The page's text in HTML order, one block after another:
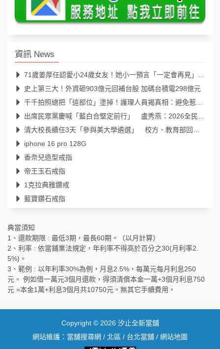
資訊 News
71歲姜厚任認愛小24歲女友！她小一預言「一定會再見」39年後成真
史上第三大！外資砸903億元回補台股 加碼台積電298億元
千千拍照總把「這部位」塗掉！護理人員揭真相：避免惹來不必要麻煩
出席民眾黨慶喊「藍白合堅定前行」 盧秀燕：2026全民倒閣，2028全民倒賴
清大校長續任3天「參與美大學遴選」 校方、教育部回應了
iphone 16 pro 128G
香奈兒造型戒指
帝王玉石戒指
1克拉典雅鑽戒
藍寶鑽石戒指
典當須知
1、還款期限 : 最低3期，最長60期。（以月計算）
2、利率 : 依當鋪業法規定，年利率不得高於百分之30(月利率2.
5%)。
3、範例 : 以年利率30%為例，月息2.5%，每萬元每月利息250
元。 例如借一萬元3個月還款，得須清償本金一萬+3個月利息750
元 =本金1萬+利息3個月共10750元。無其它手續費用。
Copyright © 2026 汐止全新當舖
網站維護： 當舖搜尋網 / 北區 / 台北當舖 / 網站地圖